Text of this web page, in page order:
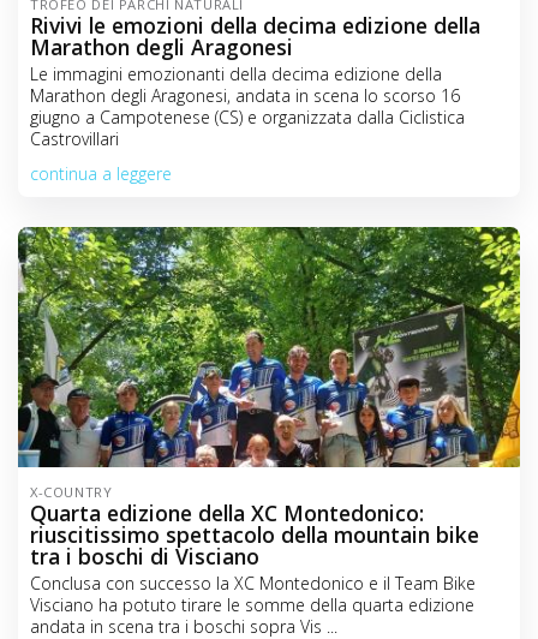
TROFEO DEI PARCHI NATURALI
Rivivi le emozioni della decima edizione della
Marathon degli Aragonesi
Le immagini emozionanti della decima edizione della
Marathon degli Aragonesi, andata in scena lo scorso 16
giugno a Campotenese (CS) e organizzata dalla Ciclistica
Castrovillari
continua a leggere
X-COUNTRY
Quarta edizione della XC Montedonico:
riuscitissimo spettacolo della mountain bike
tra i boschi di Visciano
Conclusa con successo la XC Montedonico e il Team Bike
Visciano ha potuto tirare le somme della quarta edizione
andata in scena tra i boschi sopra Vis ...